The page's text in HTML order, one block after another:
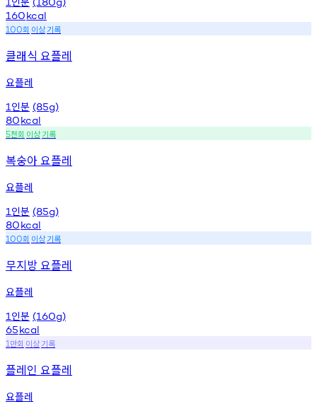
160kcal
100회 이상기록
클래식 요플레
요플레
1 인분 (85g)
80kcal
5천회 이상기록
복숭아 요플레
요플레
1 인분 (85g)
80kcal
100회 이상기록
무지방 요플레
요플레
1 인분 (160g)
65kcal
1 만회 이상기록
플레인 요플레
요플레